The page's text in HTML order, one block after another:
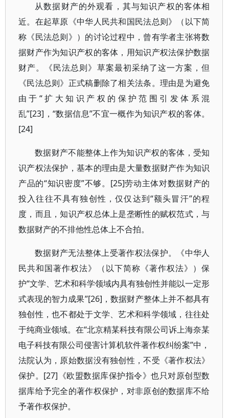
从数据财产的外观看，其与知识产权的客体相
近。在起草原《中华人民共和国民法总则》（以下简
称《民法总则》）的讨论过程中，曾有学者主张将数
据财产作为知识产权的客体，用知识产权法保护数据
财产。《民法总则》草案最初采纳了这一方案，但
《民法总则》正式稿删除了相关法条。理由是为避免
由于“扩大知识产权的保护范围引发体系混
乱”[23]，“数据信息”不宜一概作为知识产权的客体。
[24]
数据财产不能整体上作为知识产权的客体，受知
识产权法保护，基本的理由是大量数据财产作为知识
产品的“知识密度”不够。[25]劳动主体对数据财产的
投入往往不具有独创性，仅仅达到“额头冒汗”的程
度，而且，知识产权总体上是垄断性的赋权范式，与
数据财产的不排他性总体上不合拍。
数据财产无法整体上受著作权法保护。《中华人
民共和国著作权法》（以下简称《著作权法》）保
护“文学、艺术和科学领域内具有独创性并能以一定形
式表现的智力成果”[26]，数据财产整体上并不都具有
独创性，也不都处于文学、艺术和科学领域，往往处
于纯商业领域。在“北京精某科技有限公司诉上海奈某
电子科技有限公司侵害计算机软件著作权纠纷案”中，
法院认为，原始数据没有独创性，不受《著作权法》
保护。[27]《欧盟数据库保护指令》也只对原创型数
据库给予完全的著作权保护，对非原创的数据库不给
予著作权保护。